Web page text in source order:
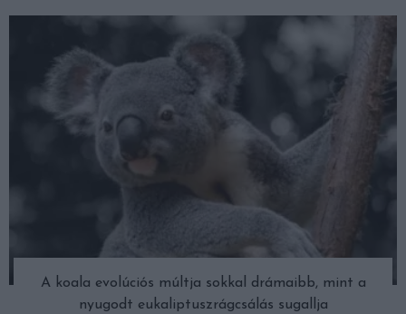
A koala evolúciós múltja sokkal drámaibb, mint a
nyugodt eukaliptuszrágcsálás sugallja